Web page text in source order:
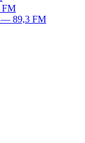
FM
— 89,3 FM